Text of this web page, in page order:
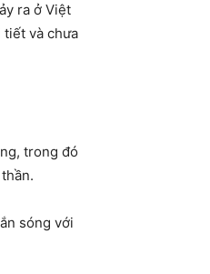
ra ở Việt
tiết và chưa
trong đó
sóng với